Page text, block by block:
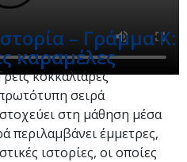
– Γράμμα Κ:
καραμέλες
κοκκαλιάρες
σειρά
στη μάθηση μέσα
περιλαμβάνει έμμετρες,
ιστορίες, οι οποίες